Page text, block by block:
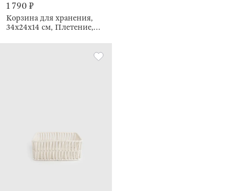
1 790 ₽
Корзина для хранения,
34х24х14 см, Плетение,